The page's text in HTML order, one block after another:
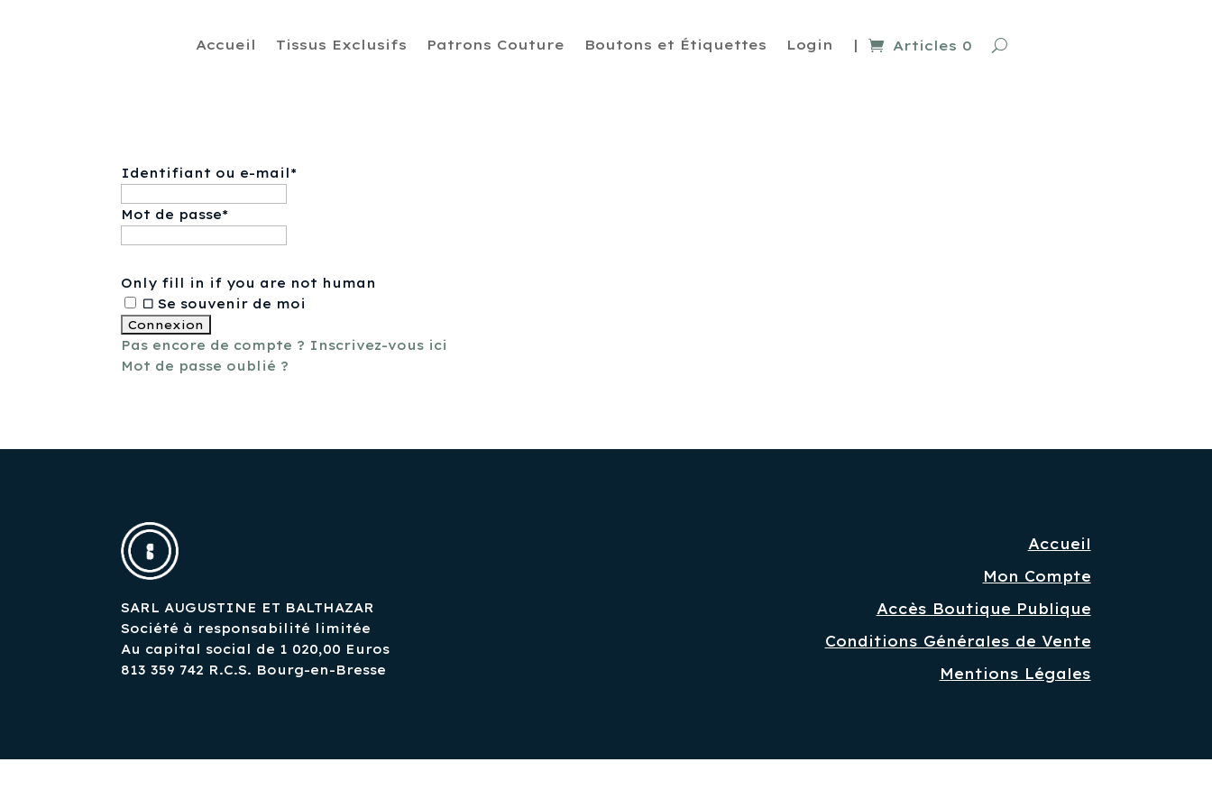
Accueil Tissus Exclusifs Patrons Couture Boutons et Étiquettes Login | Articles 0
Identifiant ou e-mail*
Mot de passe*
Only fill in if you are not human
Se souvenir de moi
Pas encore de compte ? Inscrivez-vous ici
Mot de passe oublié ?
SARL AUGUSTINE ET BALTHAZAR
Société à responsabilité limitée
Au capital social de 1 020,00 Euros
813 359 742 R.C.S. Bourg-en-Bresse
Accueil
Mon Compte
Accès Boutique Publique
Conditions Générales de Vente
Mentions Légales